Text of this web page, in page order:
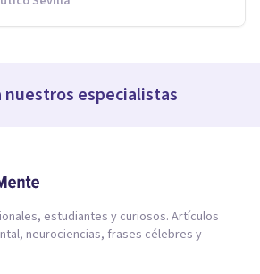
nuestros especialistas
estudiantes y curiosos. Artículos
neurociencias, frases célebres y